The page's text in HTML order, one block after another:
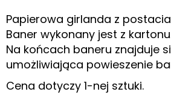
Papierowa girlanda z
Baner wykonany jest z
Na końcach baneru znajduje
umożliwiająca powieszenie
Cena dotyczy 1-nej sztuki.